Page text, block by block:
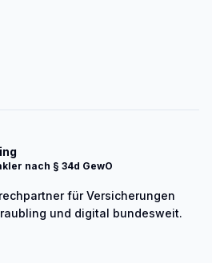
nach § 34d GewO
für Versicherungen
und digital bundesweit.